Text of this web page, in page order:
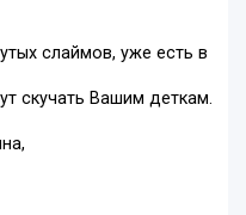
слаймов, уже есть в
скучать Вашим деткам.